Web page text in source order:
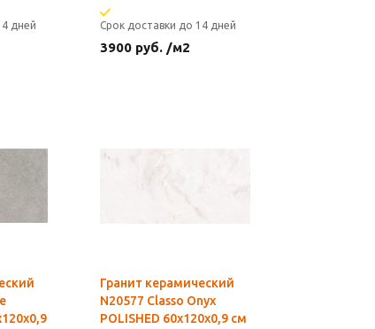
дней Срок доставки до 14 дней
3900руб. /м2
Гранит керамический
N20577 Classo Onyx
POLISHED 60x120х0,9 см